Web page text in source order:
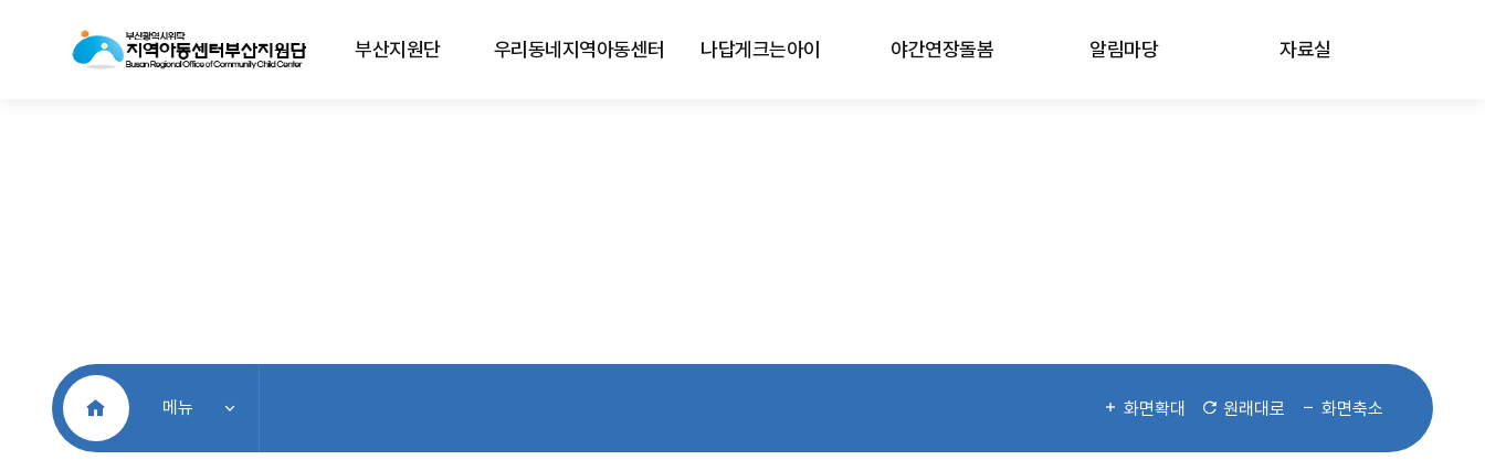
부산지원단 우리동네지역아동센터 나답게크는아이 야간연장돌봄 알림마당 자료실
처음으로메뉴 화면확대 원래대로 화면축소